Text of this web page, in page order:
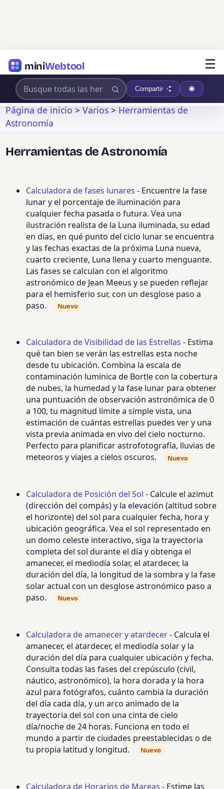
miniWebtool ☰
Compartir
Página de inicio>Varios>Herramientas de
Astronomía
Herramientas de Astronomía
Calculadora de fases lunares - Encuentre la fase
lunar y el porcentaje de iluminación para
cualquier fecha pasada o futura. Vea una
ilustración realista de la Luna iluminada, su edad
en días, en qué punto del ciclo lunar se encuentra
y las fechas exactas de la próxima Luna nueva,
cuarto creciente, Luna llena y cuarto menguante.
Las fases se calculan con el algoritmo
astronómico de Jean Meeus y se pueden reflejar
para el hemisferio sur, con un desglose paso a
paso.
Nuevo
Calculadora de Visibilidad de las Estrellas - Estima
qué tan bien se verán las estrellas esta noche
desde tu ubicación. Combina la escala de
contaminación lumínica de Bortle con la cobertura
de nubes, la humedad y la fase lunar para obtener
una puntuación de observación astronómica de 0
a 100, tu magnitud límite a simple vista, una
estimación de cuántas estrellas puedes ver y una
vista previa animada en vivo del cielo nocturno.
Perfecto para planificar astrofotografía, lluvias de
meteoros y viajes a cielos oscuros.
Nuevo
Calculadora de Posición del Sol - Calcule el azimut
(dirección del compás) y la elevación (altitud sobre
el horizonte) del sol para cualquier fecha, hora y
ubicación geográfica. Vea el sol representado en
un domo celeste interactivo, siga la trayectoria
completa del sol durante el día y obtenga el
amanecer, el mediodía solar, el atardecer, la
duración del día, la longitud de la sombra y la fase
solar actual con un desglose astronómico paso a
paso.
Nuevo
Calculadora de amanecer y atardecer- Calcula el
amanecer, el atardecer, el mediodía solar y la
duración del día para cualquier ubicación y fecha.
Consulta todas las fases del crepúsculo (civil,
náutico, astronómico), la hora dorada y la hora
azul para fotógrafos, cuánto cambia la duración
del día cada día, y un arco animado de la
trayectoria del sol con una cinta de cielo
día/noche de 24 horas. Funciona en todo el
mundo a partir de ciudades preestablecidas o de
tu propia latitud y longitud.
Nuevo
Calculadora de Horarios de Mareas - Estime las